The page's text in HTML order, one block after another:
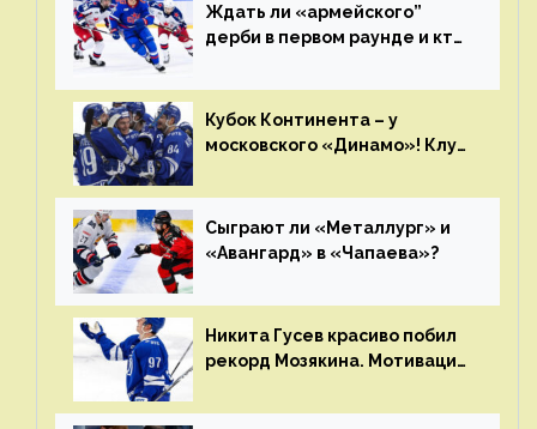
Ждать ли «армейского”
дерби в первом раунде и кто
Главные интриги последнего
дня «регулярки” КХЛ
Кубок Континента – у
московского «Динамо»! Клуб
сезон
Сыграют ли «Металлург» и
«Авангард» в «Чапаева»?
Никита Гусев красиво побил
рекорд Мозякина. Мотивации
много